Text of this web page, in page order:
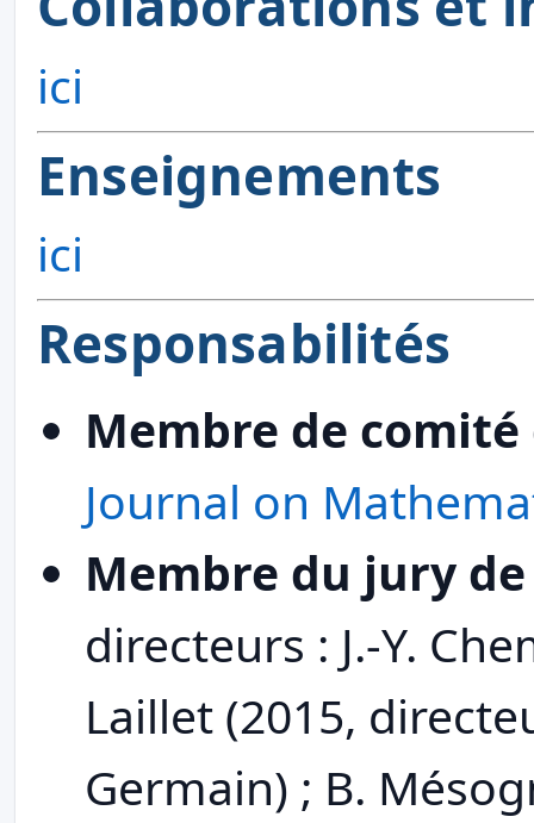
ici
Enseignements
ici
Responsabilités
Membre de
Journal on
Membre du jury
directeurs : J.-Y.
Laillet (2015,
Germain) ; B.